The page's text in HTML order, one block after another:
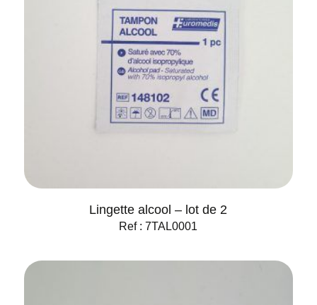
Lingette alcool – lot de 2
Ref : 7TAL0001